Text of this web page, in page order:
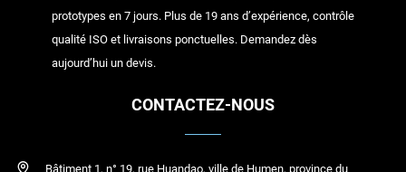
prototypes en 7 jours. Plus de 19 ans d’expérience, contrôle
qualité ISO et livraisons ponctuelles. Demandez dès
aujourd’hui un devis.
CONTACTEZ-NOUS
Bâtiment 1, n° 19, rue Huandao, ville de Humen, province du